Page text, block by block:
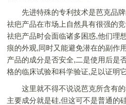
先进特殊的专利技术是芭克品牌
祛疤产品在市场上自然具有很强的
祛疤产品时会面临诸多困惑,他们理
痕的外观,同时又能避免潜在的副作
产品的成分是否安全,二是使用后是
格的临床试验和科学验证,足以证明
这里就不得不说说芭克所含有的
主要成分就是硅,但这可不是普通的